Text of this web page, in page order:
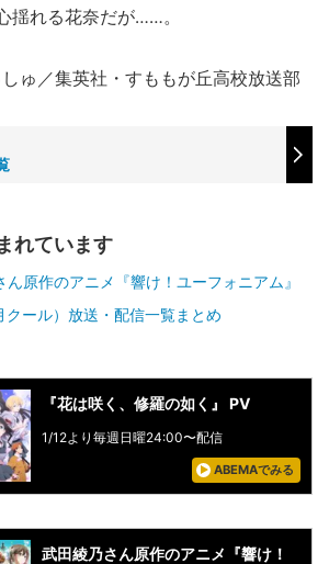
揺れる花奈だが……。
ゅ／集英社・すももが丘高校放送部
れています
ん原作のアニメ『響け！ユーフォニアム』
ール）放送・配信一覧まとめ
『花は咲く、修羅の如く』 PV
1/12より毎週日曜24:00〜配信
ABEMAでみる
武田綾乃さん原作のアニメ『響け！